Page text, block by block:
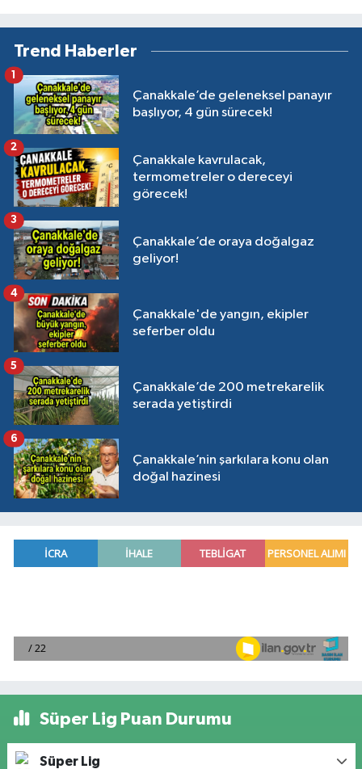
Trend Haberler
Çanakkale’de geleneksel panayır
başlıyor, 4 gün sürecek!
1
Çanakkale kavrulacak,
termometreler o dereceyi
görecek!
2
Çanakkale’de oraya doğalgaz
geliyor!
3
Çanakkale'de yangın, ekipler
seferber oldu
4
Çanakkale’de 200 metrekarelik
serada yetiştirdi
5
Çanakkale’nin şarkılara konu olan
doğal hazinesi
6
Süper Lig Puan Durumu
Süper Lig